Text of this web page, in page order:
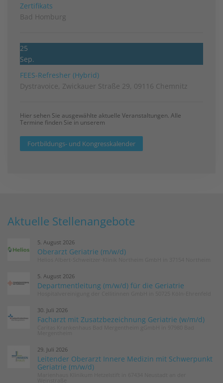
Zertifikats
Bad Homburg
25
Sep.
FEES-Refresher (Hybrid)
Dystravoice, Zwickauer Straße 29, 09116 Chemnitz
Hier sehen Sie ausgewählte aktuelle Veranstaltungen. Alle
Termine finden Sie in unserem
Fortbildungs- und Kongresskalender
Aktuelle Stellenangebote
5. August 2026
Oberarzt Geriatrie (m/w/d)
5. August 2026
Departmentleitung (m/w/d) für die Geriatrie
30. Juli 2026
Facharzt mit Zusatzbezeichnung Geriatrie (w/m/d)
29. Juli 2026
Leitender Oberarzt Innere Medizin mit Schwerpunkt
Geriatrie (m/w/d)